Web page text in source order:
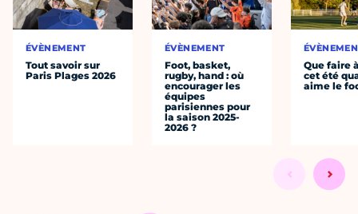
ÉVÈNEMENT
Tout savoir sur
Paris Plages 2026
ÉVÈNEMENT
Foot, basket,
rugby, hand : où
encourager les
équipes
parisiennes pour
la saison 2025-
2026 ?
Que faire
cet été
aime le